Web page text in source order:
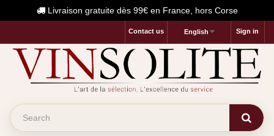
Livraison gratuite dès 99€ en France, hors Corse
Sign in
English
Contact us